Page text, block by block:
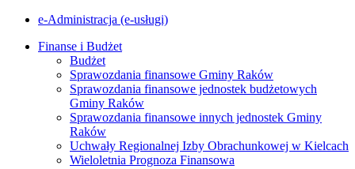
e-Administracja (e-usługi)
Finanse i Budżet
Budżet
Sprawozdania finansowe Gminy Raków
Sprawozdania finansowe jednostek budżetowych
Gminy Raków
Sprawozdania finansowe innych jednostek Gminy
Raków
Uchwały Regionalnej Izby Obrachunkowej w Kielcach
Wieloletnia Prognoza Finansowa